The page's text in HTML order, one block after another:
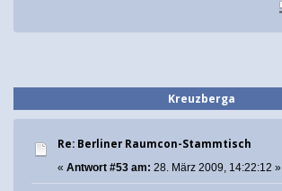
Kreuzberga
Re: Berliner Raumcon-Stammtisch
« Antwort #53 am: 28. März 2009, 14:22:12 »